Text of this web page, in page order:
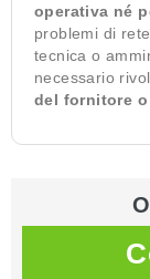
operativa né
problemi di
tecnica o
necessario
del fornitore